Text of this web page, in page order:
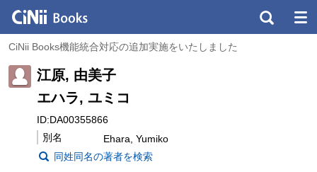
CiNii Books機能統合対応の追加実施をいたしました
江原, 由美子
エハラ, ユミコ
ID:DA00355866
別名
Ehara, Yumiko
同姓同名の著者を検索